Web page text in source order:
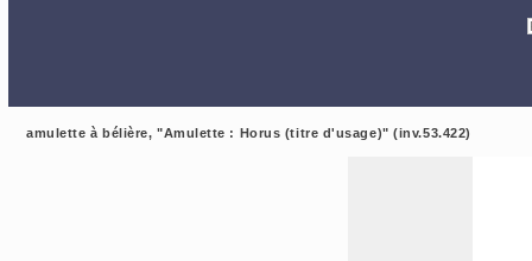
amulette à bélière, "Amulette : Horus (titre d'usage)" (inv.53.422)